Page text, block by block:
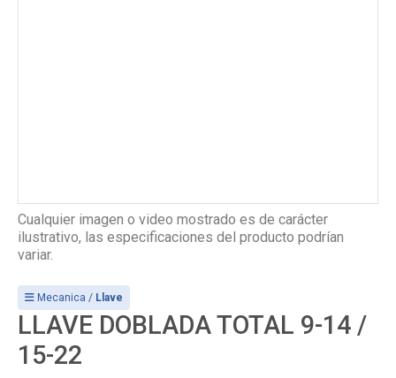
Cualquier imagen o video mostrado es de carácter
ilustrativo, las especificaciones del producto podrían
variar.
Mecanica / Llave
LLAVE DOBLADA TOTAL 9-14 /
15-22